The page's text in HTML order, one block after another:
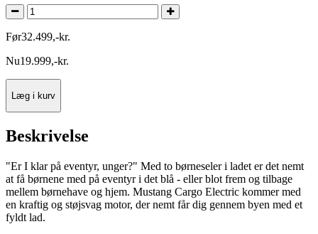
Før32.499,-kr.
Nu19.999,-kr.
Læg i kurv
Beskrivelse
"Er I klar på eventyr, unger?" Med to børneseler i ladet er det nemt
at få børnene med på eventyr i det blå - eller blot frem og tilbage
mellem børnehave og hjem. Mustang Cargo Electric kommer med
en kraftig og støjsvag motor, der nemt får dig gennem byen med et
fyldt lad.